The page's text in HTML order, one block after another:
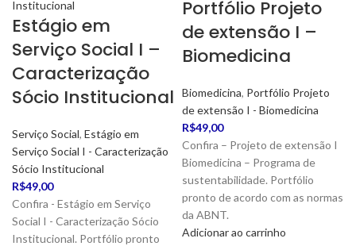
Estágio em
Serviço Social I –
Caracterização
Sócio Institucional
Serviço Social, Estágio em
Serviço Social I - Caracterização
Sócio Institucional
R$49,00
Confira - Estágio em Serviço
Social I - Caracterização Sócio
Institucional. Portfólio pronto
Portfólio Projeto
de extensão I –
Biomedicina
Biomedicina, Portfólio Projeto
de extensão I - Biomedicina
R$49,00
Confira – Projeto de extensão I
Biomedicina – Programa de
sustentabilidade. Portfólio
pronto de acordo com as normas
da ABNT.
Adicionar ao carrinho